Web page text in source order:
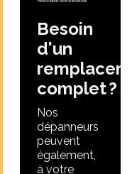
Besoin
d'un
complet ?
Nos
dépanneurs
peuvent
également,
à votre